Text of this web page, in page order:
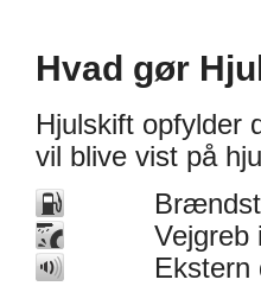
Hvad gør
Hjulskift opfylder
vil blive vist på
Vejgreb